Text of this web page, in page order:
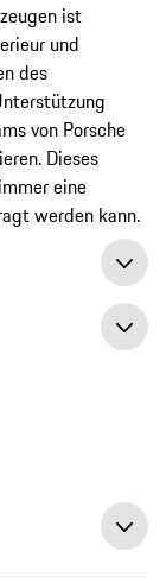
ist
und
des
von Porsche
Dieses
eine
werden kann.